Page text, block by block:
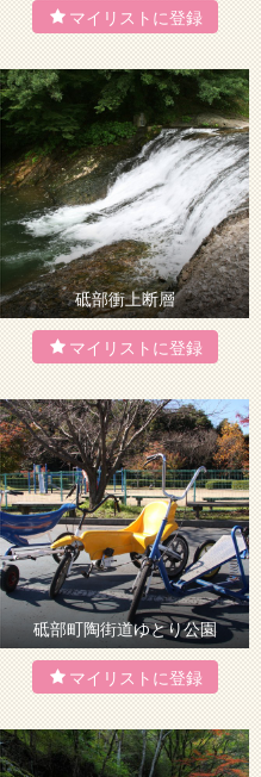
砥部衝上断層
砥部町陶街道ゆとり公園